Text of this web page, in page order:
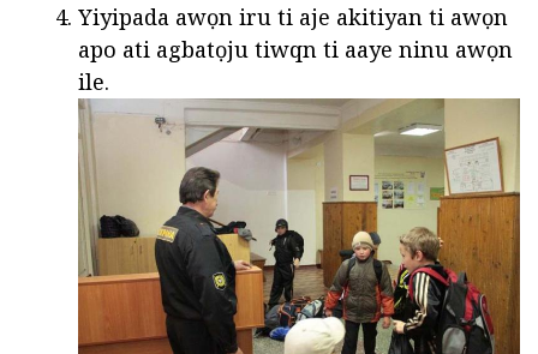
Yiyipada awọn iru ti aje akitiyan ti awọn
apo ati agbatọju tiwqn ti aaye ninu awọn
ile.